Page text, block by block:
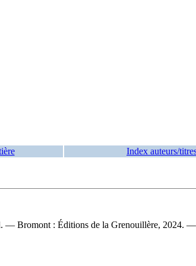
Index auteurs/
— Bromont : Éditions de la Grenouillère, 2024. —